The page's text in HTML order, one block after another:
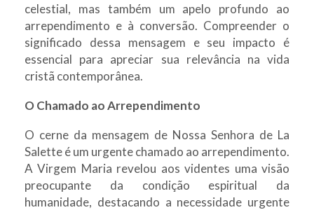
celestial, mas também um apelo profundo ao
arrependimento e à conversão. Compreender o
significado dessa mensagem e seu impacto é
essencial para apreciar sua relevância na vida
cristã contemporânea.
O Chamado ao Arrependimento
O cerne da mensagem de Nossa Senhora de La
Salette é um urgente chamado ao arrependimento.
A Virgem Maria revelou aos videntes uma visão
preocupante da condição espiritual da
humanidade, destacando a necessidade urgente